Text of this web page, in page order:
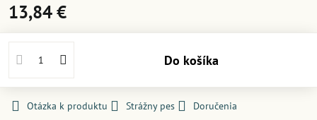
13,84 €
Do košíka
Otázka k produktu Strážny pes
Doručenia